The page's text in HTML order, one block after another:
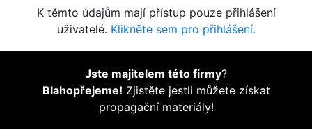
K těmto údajům mají přístup pouze přihlášení
uživatelé. Klikněte sem pro přihlášení.
Jste majitelem této firmy?
Blahopřejeme! Zjistěte jestli můžete získat
propagační materiály!